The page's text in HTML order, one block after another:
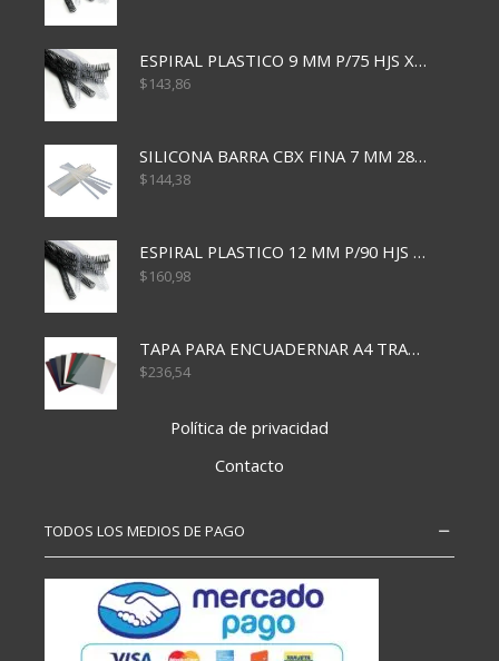
ESPIRAL PLASTICO 9 MM P/75 HJS X50X2400
$143,86
SILICONA BARRA CBX FINA 7 MM 28 CM
$144,38
ESPIRAL PLASTICO 12 MM P/90 HJS X50X1500
$160,98
TAPA PARA ENCUADERNAR A4 TRANSP x50x500
$236,54
Política de privacidad
Contacto
TODOS LOS MEDIOS DE PAGO